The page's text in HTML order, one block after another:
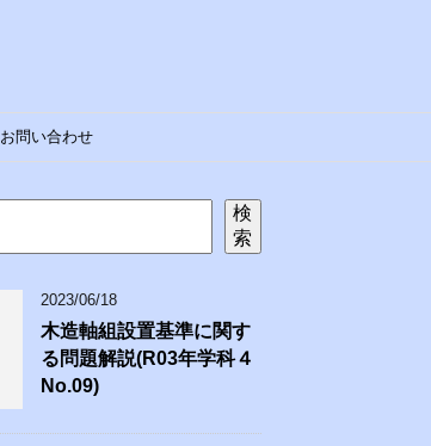
お問い合わせ
検
索
2023/06/18
木造軸組設置基準に関す
る問題解説(R03年学科４
No.09)